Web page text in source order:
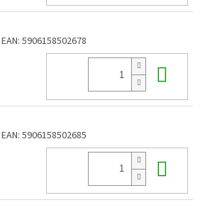
EAN: 5906158502678
EAN: 5906158502685